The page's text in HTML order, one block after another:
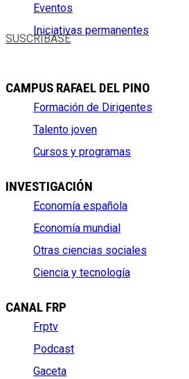
Eventos
Iniciativas permanentes
SUSCRÍBASE
CAMPUS RAFAEL DEL PINO
Formación de Dirigentes
Talento joven
Cursos y programas
INVESTIGACIÓN
Economía española
Economía mundial
Otras ciencias sociales
Ciencia y tecnología
CANAL FRP
Frptv
Podcast
Gaceta